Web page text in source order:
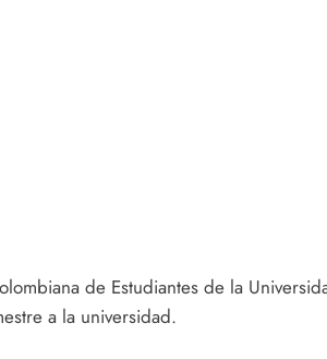
de Estudiantes de la
a la universidad.